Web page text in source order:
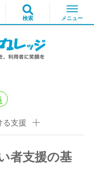
る支援
者支援の基